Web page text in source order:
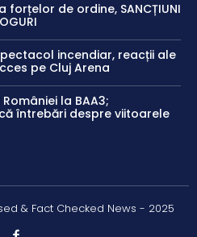
de ordine, SANCȚIUNI
incendiar, reacții ale
pe Cluj Arena
la BAA3;
întrebări despre viitoarele
& Fact Checked News - 2025